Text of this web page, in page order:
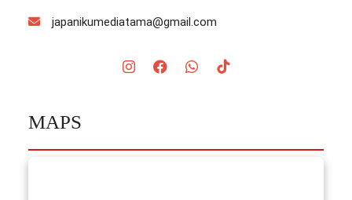
japanikumediatama@gmail.com
MAPS